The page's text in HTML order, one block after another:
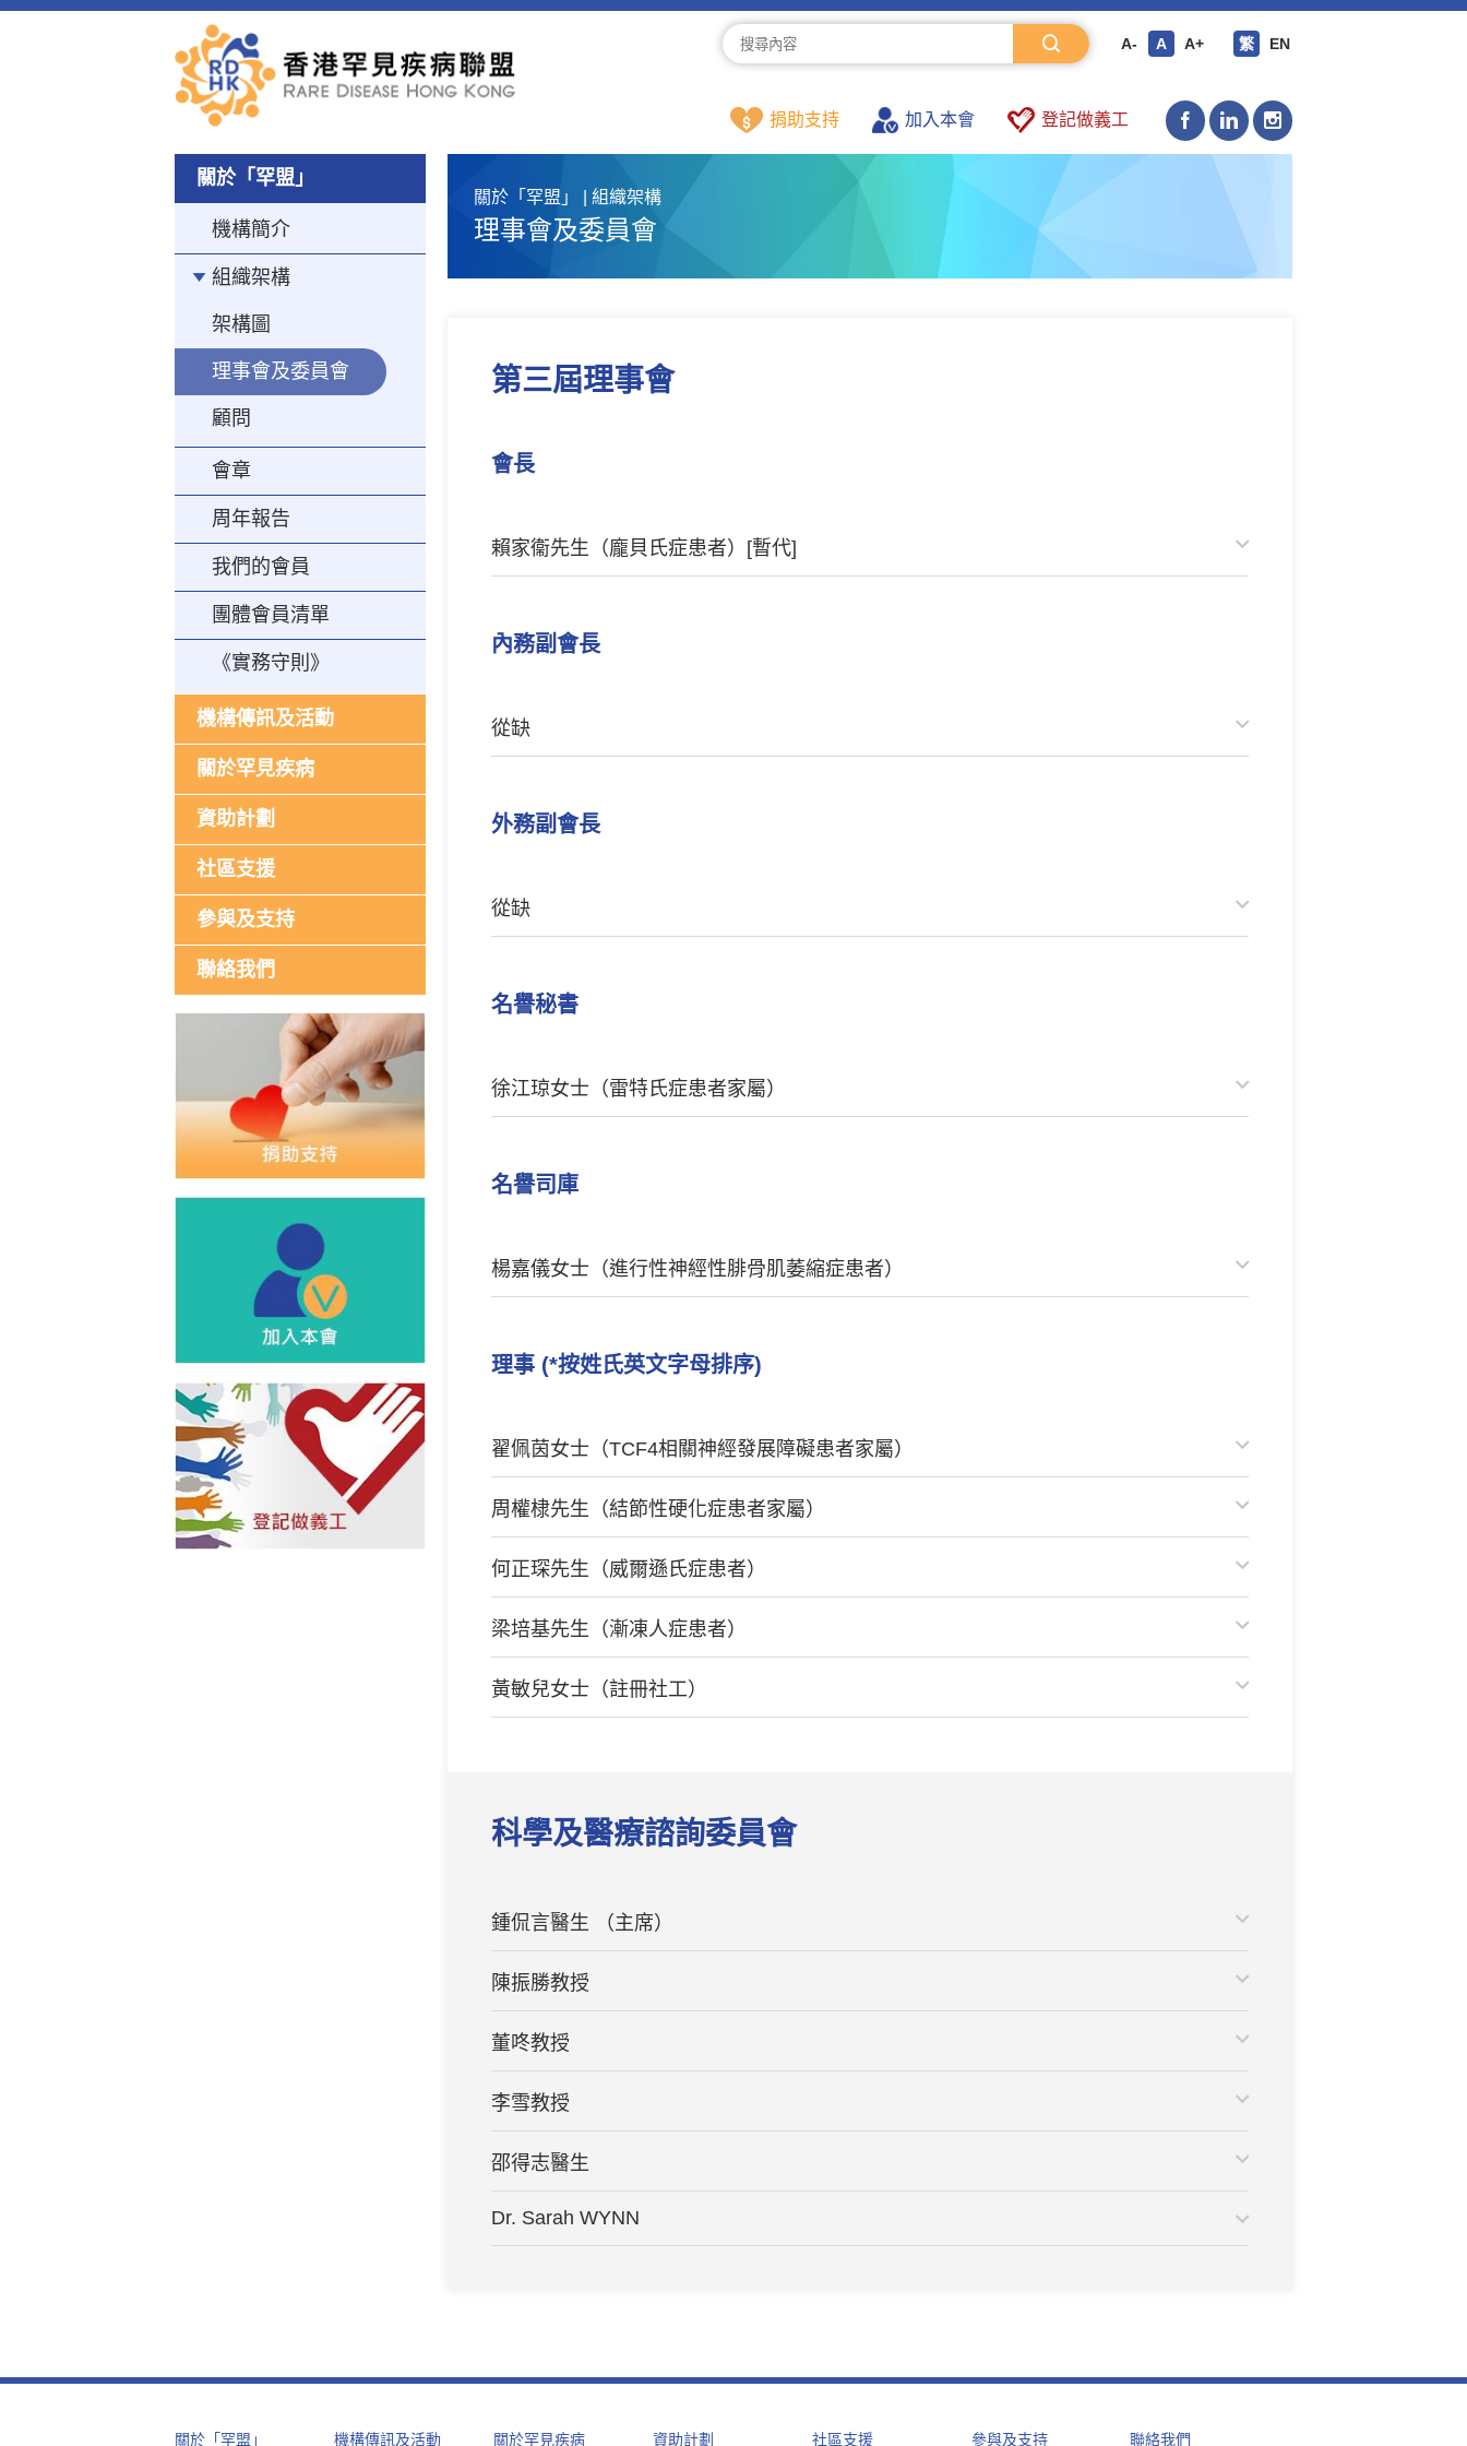
A- A A+ 繁 EN
捐助支持 加入本會 登記做義工
關於「罕盟」
機構簡介
組織架構
架構圖
理事會及委員會
顧問
會章
周年報告
我們的會員
團體會員清單
《實務守則》
機構傳訊及活動
關於罕見疾病
資助計劃
社區支援
參與及支持
聯絡我們
關於「罕盟」 | 組織架構
理事會及委員會
第三屆理事會
會長
賴家衞先生（龐貝氏症患者）[暫代]
內務副會長
從缺
外務副會長
從缺
名譽秘書
徐江琼女士（雷特氏症患者家屬）
名譽司庫
楊嘉儀女士（進行性神經性腓骨肌萎縮症患者）
理事 (*按姓氏英文字母排序)
翟佩茵女士（TCF4相關神經發展障礙患者家屬）
周權棣先生（結節性硬化症患者家屬）
何正琛先生（威爾遜氏症患者）
梁培基先生（漸凍人症患者）
黃敏兒女士（註冊社工）
科學及醫療諮詢委員會
鍾侃言醫生 （主席）
陳振勝教授
董咚教授
李雪教授
邵得志醫生
Dr. Sarah WYNN
關於「罕盟」 機構傳訊及活動 關於罕見疾病 資助計劃 社區支援 參與及支持 聯絡我們